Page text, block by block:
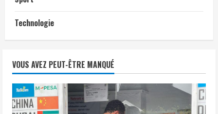
Technologie
VOUS AVEZ PEUT-ÊTRE MANQUÉ